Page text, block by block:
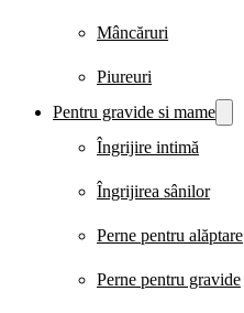
Mâncăruri
Piureuri
Pentru gravide si mame
Îngrijire intimă
Îngrijirea sânilor
Perne pentru alăptare
Perne pentru gravide